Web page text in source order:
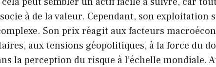
à de la valeur. Cependant, son exploitation
Son prix réagit aux facteurs
aux tensions géopolitiques, à la force du
la perception du risque à l’échelle mondiale.